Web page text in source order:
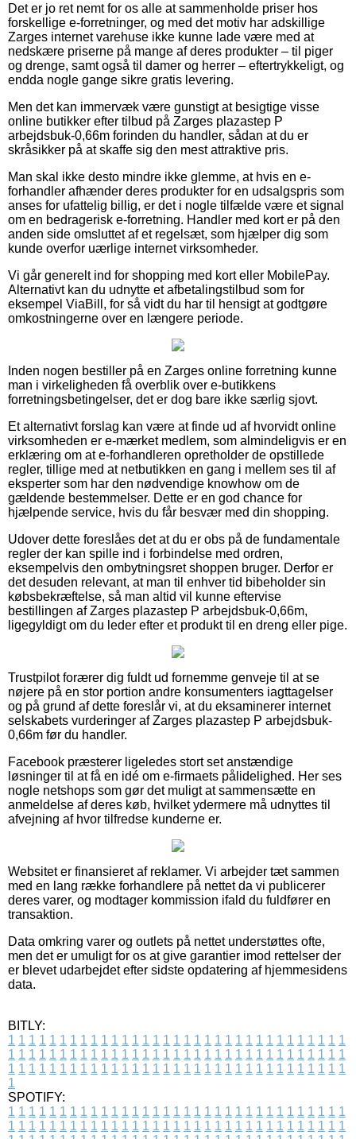
Det er jo ret nemt for os alle at sammenholde priser hos
forskellige e-forretninger, og med det motiv har adskillige
Zarges internet varehuse ikke kunne lade være med at
nedskære priserne på mange af deres produkter – til piger
og drenge, samt også til damer og herrer – eftertrykkeligt, og
endda nogle gange sikre gratis levering.
Men det kan immervæk være gunstigt at besigtige visse
online butikker efter tilbud på Zarges plazastep P
arbejdsbuk-0,66m forinden du handler, sådan at du er
skråsikker på at skaffe sig den mest attraktive pris.
Man skal ikke desto mindre ikke glemme, at hvis en e-
forhandler afhænder deres produkter for en udsalgspris som
anses for ufattelig billig, er det i nogle tilfælde være et signal
om en bedragerisk e-forretning. Handler med kort er på den
anden side omsluttet af et regelsæt, som hjælper dig som
kunde overfor uærlige internet virksomheder.
Vi går generelt ind for shopping med kort eller MobilePay.
Alternativt kan du udnytte et afbetalingstilbud som for
eksempel ViaBill, for så vidt du har til hensigt at godtgøre
omkostningerne over en længere periode.
Inden nogen bestiller på en Zarges online forretning kunne
man i virkeligheden få overblik over e-butikkens
forretningsbetingelser, det er dog bare ikke særlig sjovt.
Et alternativt forslag kan være at finde ud af hvorvidt online
virksomheden er e-mærket medlem, som almindeligvis er en
erklæring om at e-forhandleren opretholder de opstillede
regler, tillige med at netbutikken en gang i mellem ses til af
eksperter som har den nødvendige knowhow om de
gældende bestemmelser. Dette er en god chance for
hjælpende service, hvis du får besvær med din shopping.
Udover dette foreslåes det at du er obs på de fundamentale
regler der kan spille ind i forbindelse med ordren,
eksempelvis den ombytningsret shoppen bruger. Derfor er
det desuden relevant, at man til enhver tid bibeholder sin
købsbekræftelse, så man altid vil kunne eftervise
bestillingen af Zarges plazastep P arbejdsbuk-0,66m,
ligegyldigt om du leder efter et produkt til en dreng eller pige.
Trustpilot forærer dig fuldt ud fornemme genveje til at se
nøjere på en stor portion andre konsumenters iagttagelser
og på grund af dette foreslår vi, at du eksaminerer internet
selskabets vurderinger af Zarges plazastep P arbejdsbuk-
0,66m før du handler.
Facebook præsterer ligeledes stort set anstændige
løsninger til at få en idé om e-firmaets pålidelighed. Her ses
nogle netshops som gør det muligt at sammensætte en
anmeldelse af deres køb, hvilket ydermere må udnyttes til
afvejning af hvor tilfredse kunderne er.
Websitet er finansieret af reklamer. Vi arbejder tæt sammen
med en lang række forhandlere på nettet da vi publicerer
deres varer, og modtager kommission ifald du fuldfører en
transaktion.
Data omkring varer og outlets på nettet understøttes ofte,
men det er umuligt for os at give garantier imod rettelser der
er blevet udarbejdet efter sidste opdatering af hjemmesidens
data.
BITLY:
1 1 1 1 1 1 1 1 1 1 1 1 1 1 1 1 1 1 1 1 1 1 1 1 1 1 1 1 1 1 1 1 1
1 1 1 1 1 1 1 1 1 1 1 1 1 1 1 1 1 1 1 1 1 1 1 1 1 1 1 1 1 1 1 1 1
1 1 1 1 1 1 1 1 1 1 1 1 1 1 1 1 1 1 1 1 1 1 1 1 1 1 1 1 1 1 1 1 1
1
SPOTIFY:
1 1 1 1 1 1 1 1 1 1 1 1 1 1 1 1 1 1 1 1 1 1 1 1 1 1 1 1 1 1 1 1 1
1 1 1 1 1 1 1 1 1 1 1 1 1 1 1 1 1 1 1 1 1 1 1 1 1 1 1 1 1 1 1 1 1